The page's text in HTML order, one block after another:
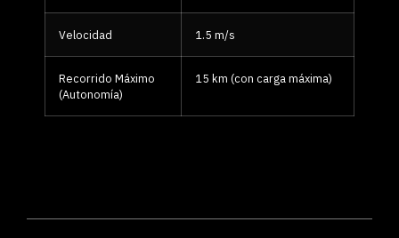
Velocidad 1.5 m/s
Recorrido Máximo
(Autonomía)
15 km (con carga máxima)